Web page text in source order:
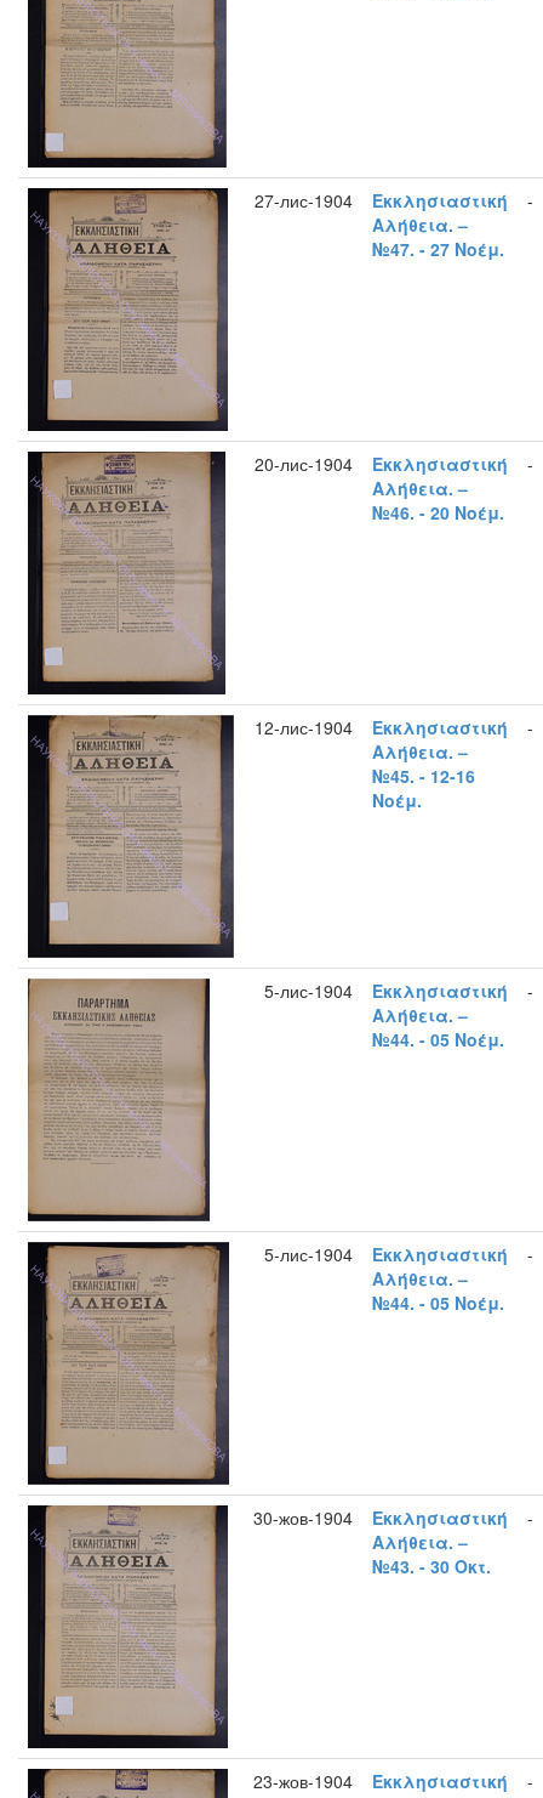
27-лис-1904
Εκκλησιαστική
Αλήθεια. –
№47. - 27 Νοέμ.
-
20-лис-1904
Εκκλησιαστική
Αλήθεια. –
№46. - 20 Νοέμ.
-
12-лис-1904
Εκκλησιαστική
Αλήθεια. –
№45. - 12-16
Νοέμ.
-
5-лис-1904
Εκκλησιαστική
Αλήθεια. –
№44. - 05 Νοέμ.
-
5-лис-1904
Εκκλησιαστική
Αλήθεια. –
№44. - 05 Νοέμ.
-
30-жов-1904
Εκκλησιαστική
Αλήθεια. –
№43. - 30 Οκτ.
-
23-жов-1904
Εκκλησιαστική
-